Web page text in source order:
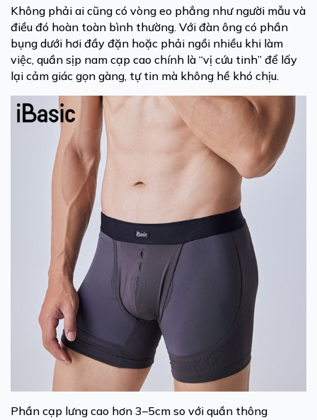
Không phải ai cũng có vòng eo phẳng như người mẫu và
điều đó hoàn toàn bình thường. Với đàn ông có phần
bụng dưới hơi đầy đặn hoặc phải ngồi nhiều khi làm
việc, quần sịp nam cạp cao chính là “vị cứu tinh” để lấy
lại cảm giác gọn gàng, tự tin mà không hề khó chịu.
Phần cạp lưng cao hơn 3–5cm so với quần thông